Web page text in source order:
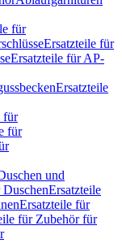
für
Ersatzteile für
Ersatzteile für AP-
Ersatzteile
für
für
und
Ersatzteile
Ersatzteile für
für Zubehör für